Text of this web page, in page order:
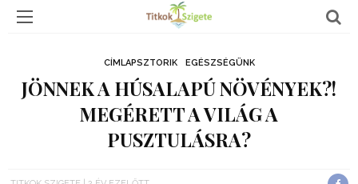
CÍMLAPSZTORIK EGÉSZSÉGÜNK
JÖNNEK A HÚSALAPÚ NÖVÉNYEK?!
MEGÉRETT A VILÁG A
PUSZTULÁSRA?